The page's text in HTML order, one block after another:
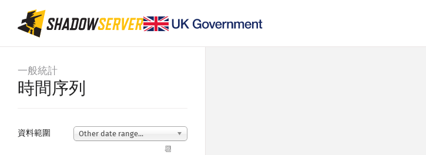
一般統計
時間序列
資料範圍 Other date range...
📆